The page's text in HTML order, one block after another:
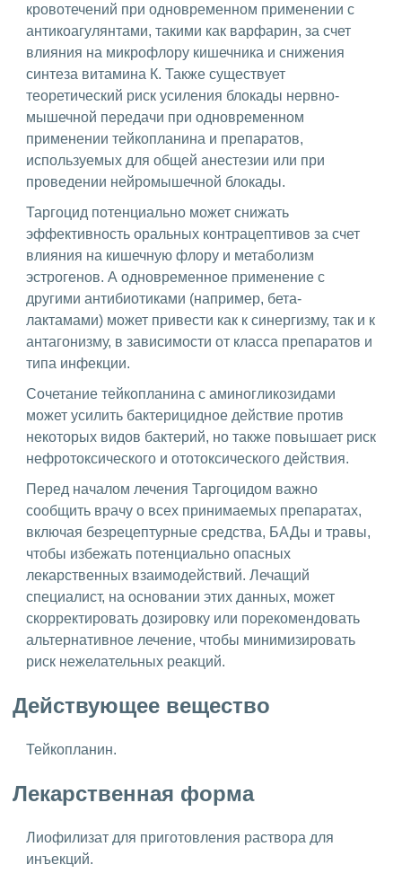
кровотечений при одновременном применении с
антикоагулянтами, такими как варфарин, за счет
влияния на микрофлору кишечника и снижения
синтеза витамина К. Также существует
теоретический риск усиления блокады нервно-
мышечной передачи при одновременном
применении тейкопланина и препаратов,
используемых для общей анестезии или при
проведении нейромышечной блокады.
Таргоцид потенциально может снижать
эффективность оральных контрацептивов за счет
влияния на кишечную флору и метаболизм
эстрогенов. А одновременное применение с
другими антибиотиками (например, бета-
лактамами) может привести как к синергизму, так и к
антагонизму, в зависимости от класса препаратов и
типа инфекции.
Сочетание тейкопланина с аминогликозидами
может усилить бактерицидное действие против
некоторых видов бактерий, но также повышает риск
нефротоксического и ототоксического действия.
Перед началом лечения Таргоцидом важно
сообщить врачу о всех принимаемых препаратах,
включая безрецептурные средства, БАДы и травы,
чтобы избежать потенциально опасных
лекарственных взаимодействий. Лечащий
специалист, на основании этих данных, может
скорректировать дозировку или порекомендовать
альтернативное лечение, чтобы минимизировать
риск нежелательных реакций.
Действующее вещество
Тейкопланин.
Лекарственная форма
Лиофилизат для приготовления раствора для
инъекций.